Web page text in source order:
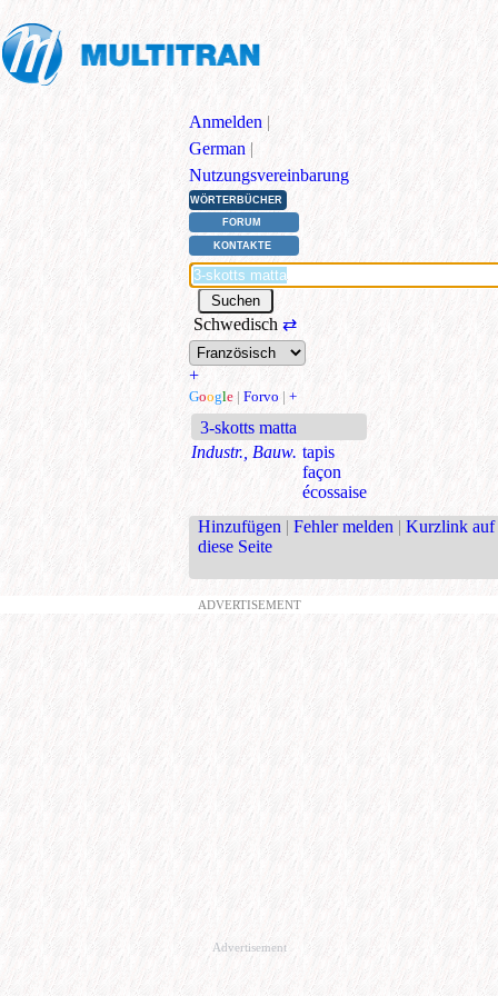
Anmelden |
German |
Nutzungsvereinbarung
WÖRTERBÜCHER
FORUM
KONTAKTE
Schwedisch ⇄
+
Google | Forvo | +
3-skotts matta
Industr., Bauw. tapis
façon
écossaise
Hinzufügen | Fehler melden | Kurzlink auf
diese Seite
ADVERTISEMENT
Advertisement